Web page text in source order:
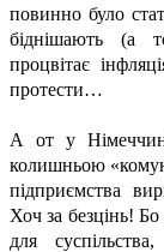
повинно було
біднішають (а
процвітає
протести…
А от у
колишньою
підприємства
Хоч за безцінь!
для